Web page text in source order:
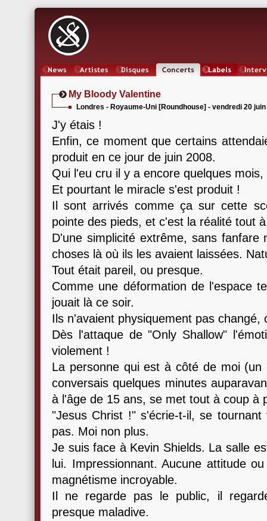
My Bloody Valentine
Londres - Royaume-Uni [Roundhouse] - vendredi 20
J'y étais !
Enfin, ce moment que certains
produit en ce jour de juin 2008.
Qui l'eu cru il y a encore quelques
Et pourtant le miracle s'est produit !
Il sont arrivés comme ça sur cette
pointe des pieds, et c'est la réalité tout
D'une simplicité extrême, sans
choses là où ils les avaient laissées.
Tout était pareil, ou presque.
Comme une déformation de l'espace
jouait là ce soir.
Ils n'avaient physiquement pas
Dès l'attaque de "Only Shallow"
violement !
La personne qui est à côté de moi
conversais quelques minutes
à l'âge de 15 ans, se met tout à coup à
"Jesus Christ !" s'écrie-t-il, se
pas. Moi non plus.
Je suis face à Kevin Shields. La salle
lui. Impressionnant. Aucune attitude
magnétisme incroyable.
Il ne regarde pas le public, il
presque maladive.